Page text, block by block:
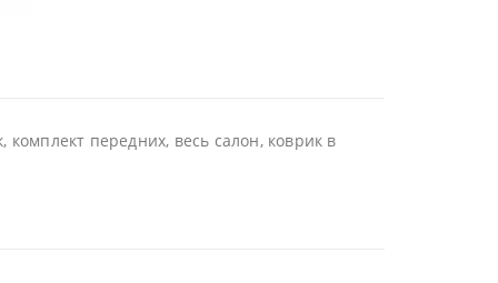
передних, весь салон, коврик в